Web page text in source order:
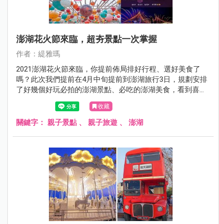
澎湖花火節來臨，超夯景點一次掌握
作者：緹雅瑪
2021澎湖花火節來臨，你提前佈局排好行程、選好美食了
嗎？此次我們提前在4月中旬提前到澎湖旅行3日，規劃安排
了好幾個好玩必拍的澎湖景點、必吃的澎湖美食，看到喜歡
的景點可直接放進口袋名單，每個景點皆有詳細的文章介
紹，讓你沒時間作功課也能快速安排好澎湖行程，Go～Go
～Go～
收藏
關鍵字： 親子景點 、 親子旅遊 、 澎湖